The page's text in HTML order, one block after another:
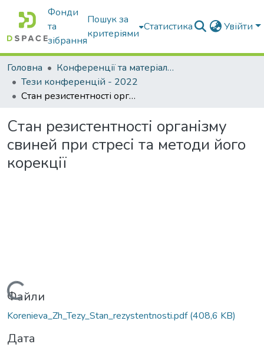
Фонди
та
зібрання
Пошук за
критеріями
Статистика Увійти
Головна
Конференції та матеріали конференцій
Тези конференцій - 2022
Стан резистентності організму свиней при стресі та методи його корекції
Стан резистентності організму
свиней при стресі та методи його
корекції
Вантажиться...
Файли
Korenieva_Zh_Tezy_Stan_rezystentnosti.pdf(408,6 KB)
Дата